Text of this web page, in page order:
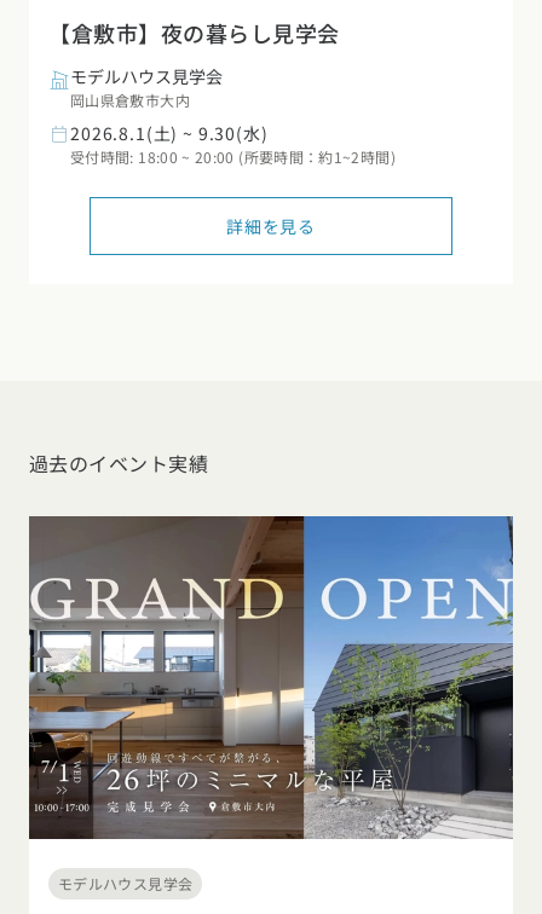
【倉敷市】夜の暮らし見学会
モデルハウス見学会
岡山県倉敷市大内
2026.8.1(土) ~ 9.30(水)
受付時間: 18:00 ~ 20:00 (所要時間：約1~2時間)
詳細を見る
過去のイベント実績
モデルハウス見学会